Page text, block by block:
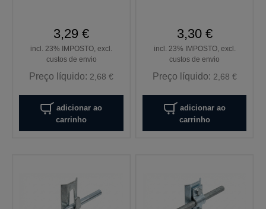
3,29 €
incl. 23% IMPOSTO, excl.
custos de envio
Preço líquido: 2,68 €
adicionar ao
carrinho
3,30 €
incl. 23% IMPOSTO, excl.
custos de envio
Preço líquido: 2,68 €
adicionar ao
carrinho